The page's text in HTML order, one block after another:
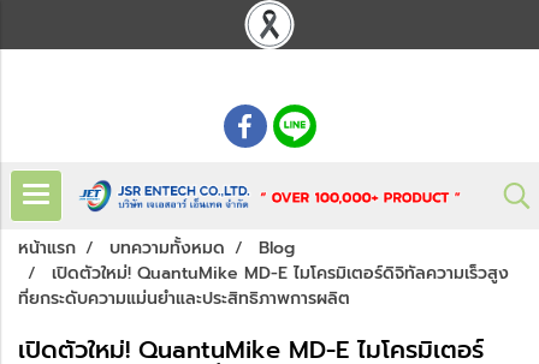
หน้าแรก บทความทั้งหมด
Blog
เปิดตัวใหม่! QuantuMike MD-E ไมโครมิเตอร์ดิจิทัลความเร็วสูง
ที่ยกระดับความแม่นยำและประสิทธิภาพการผลิต
เปิดตัวใหม่! QuantuMike MD-E ไมโครมิเตอร์